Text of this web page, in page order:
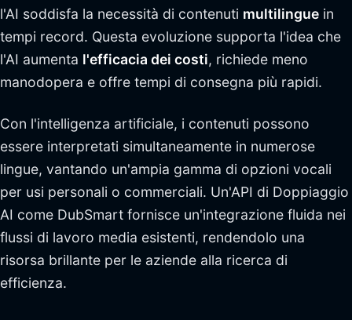
l'AI soddisfa la necessità di contenuti multilingue in
tempi record. Questa evoluzione supporta l'idea che
l'AI aumenta l'efficacia dei costi, richiede meno
manodopera e offre tempi di consegna più rapidi.
Con l'intelligenza artificiale, i contenuti possono
essere interpretati simultaneamente in numerose
lingue, vantando un'ampia gamma di opzioni vocali
per usi personali o commerciali. Un'API di Doppiaggio
AI come DubSmart fornisce un'integrazione fluida nei
flussi di lavoro media esistenti, rendendolo una
risorsa brillante per le aziende alla ricerca di
efficienza.